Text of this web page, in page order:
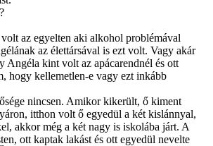
az egyelten aki alkohol problémával
az élettársával is ezt volt. Vagy akár
Angéla kint volt az apácarendnél és ott
hogy kellemetlen-e vagy ezt inkább
nincsen. Amikor kikerült, ő kiment
itthon volt ő egyedül a két kislánnyal,
akkor még a két nagy is iskolába járt. A
ott kaptak lakást és ott egyedül nevelte